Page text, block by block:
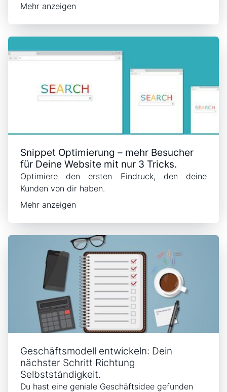
Mehr anzeigen
Snippet Optimierung – mehr Besucher
für Deine Website mit nur 3 Tricks.
Optimiere den ersten Eindruck, den deine
Kunden von dir haben.
Mehr anzeigen
Geschäftsmodell entwickeln: Dein
nächster Schritt Richtung
Selbstständigkeit.
Du hast eine geniale Geschäftsidee gefunden